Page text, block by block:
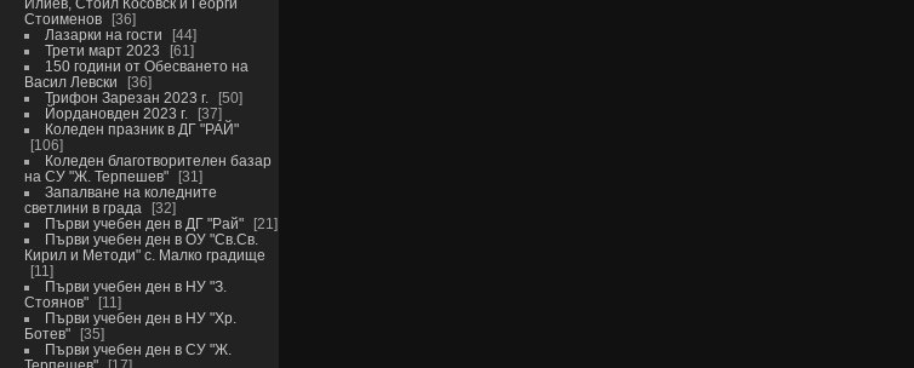
Стоименов
36
Лазарки на гости
44
Трети март 2023
61
150 години от Обесването на
Васил Левски
36
Трифон Зарезан 2023 г.
50
Йордановден 2023 г.
37
Коледен празник в ДГ "РАЙ"
106
Коледен благотворителен базар
на СУ "Ж. Терпешев"
31
Запалване на коледните
светлини в града
32
Първи учебен ден в ДГ "Рай"
21
Първи учебен ден в ОУ "Св.Св.
Кирил и Методи" с. Малко градище
11
Първи учебен ден в НУ "З.
Стоянов"
11
Първи учебен ден в НУ "Хр.
Ботев"
35
Първи учебен ден в СУ "Ж.
Терпешев"
17